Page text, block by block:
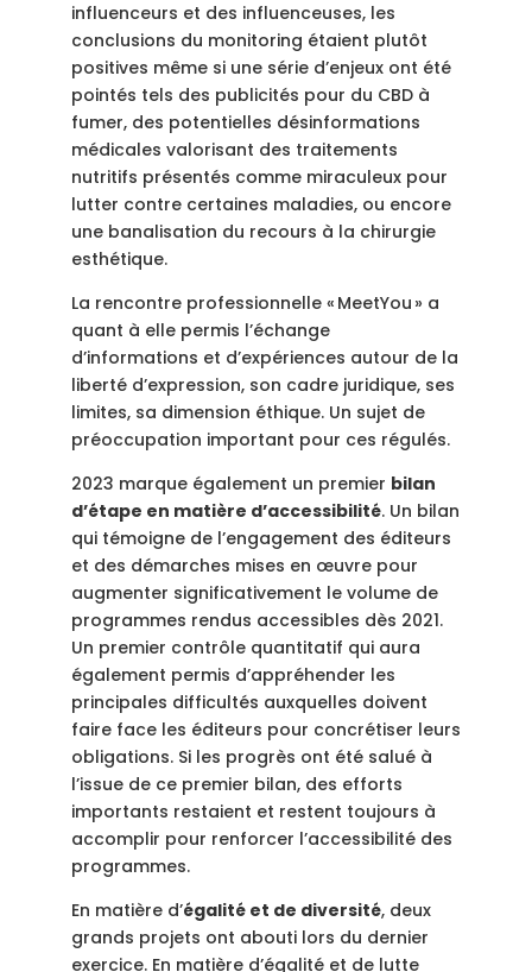
influenceurs et des influenceuses, les
conclusions du monitoring étaient plutôt
positives même si une série d’enjeux ont été
pointés tels des publicités pour du CBD à
fumer, des potentielles désinformations
médicales valorisant des traitements
nutritifs présentés comme miraculeux pour
lutter contre certaines maladies, ou encore
une banalisation du recours à la chirurgie
esthétique.
La rencontre professionnelle « MeetYou » a
quant à elle permis l’échange
d’informations et d’expériences autour de la
liberté d’expression, son cadre juridique, ses
limites, sa dimension éthique. Un sujet de
préoccupation important pour ces régulés.
2023 marque également un premier bilan
d’étape en matière d’accessibilité. Un bilan
qui témoigne de l’engagement des éditeurs
et des démarches mises en œuvre pour
augmenter significativement le volume de
programmes rendus accessibles dès 2021.
Un premier contrôle quantitatif qui aura
également permis d’appréhender les
principales difficultés auxquelles doivent
faire face les éditeurs pour concrétiser leurs
obligations. Si les progrès ont été salué à
l’issue de ce premier bilan, des efforts
importants restaient et restent toujours à
accomplir pour renforcer l’accessibilité des
programmes.
En matière d’égalité et de diversité, deux
grands projets ont abouti lors du dernier
exercice. En matière d’égalité et de lutte